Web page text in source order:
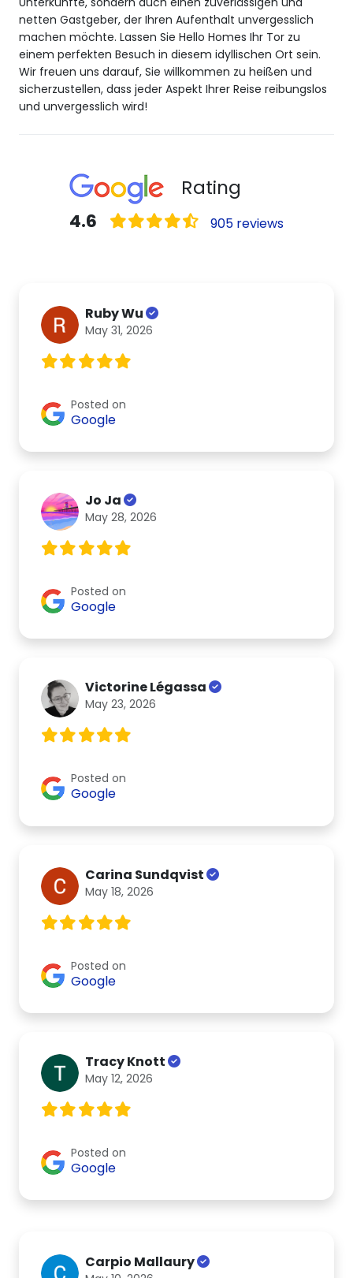
netten Gastgeber, der Ihren Aufenthalt unvergesslich
machen möchte. Lassen Sie Hello Homes Ihr Tor zu
einem perfekten Besuch in diesem idyllischen Ort sein.
Wir freuen uns darauf, Sie willkommen zu heißen und
sicherzustellen, dass jeder Aspekt Ihrer Reise reibungslos
und unvergesslich wird!
Rating
4.6 905 reviews
Ruby Wu
May 31, 2026
Posted on
Google
Jo Ja
May 28, 2026
Posted on
Google
Victorine Légassa
May 23, 2026
Posted on
Google
Carina Sundqvist
May 18, 2026
Posted on
Google
Tracy Knott
May 12, 2026
Posted on
Google
Carpio Mallaury